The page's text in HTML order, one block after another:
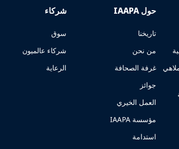
حول IAAPA
تاريخنا
من نحن
غرفة الصحافة
جوائز
العمل الخيري
مؤسسة IAAPA
استدامة
شركاء
سوق
شركاء عالميون
الرعاية